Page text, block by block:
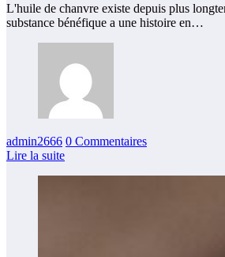
L'huile de chanvre existe depuis plus
substance bénéfique a une histoire en…
admin2666 0 Commentaires
Lire la suite